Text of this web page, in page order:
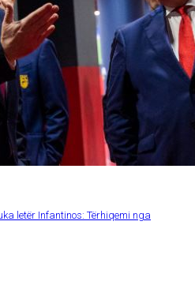
letër Infantinos: Tërhiqemi nga